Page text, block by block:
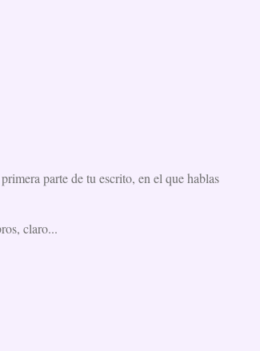
parte de tu escrito, en el que hablas
claro...